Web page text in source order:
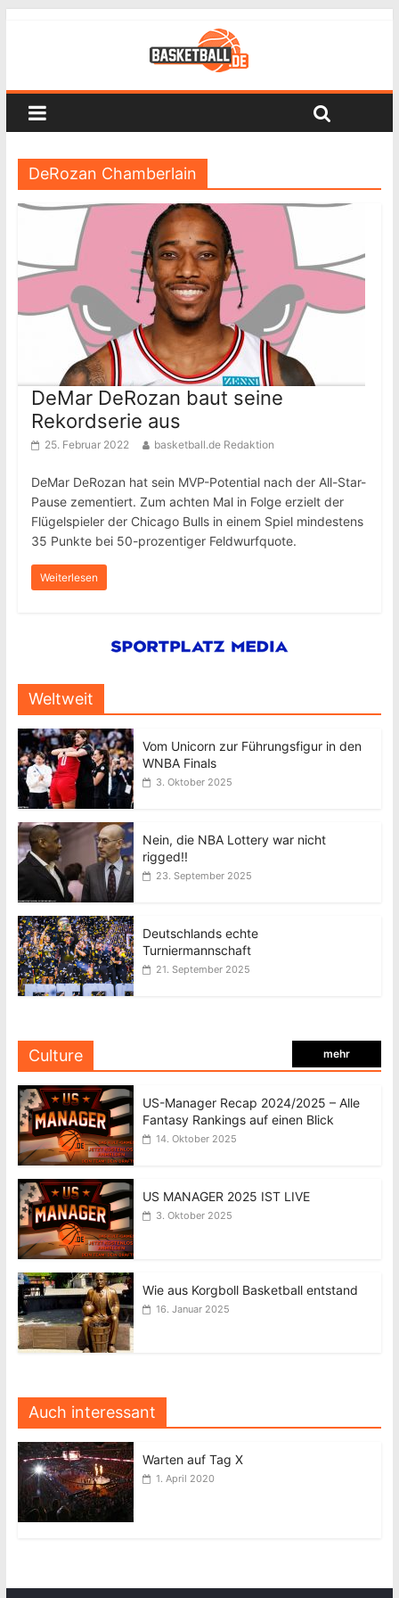
DeRozan Chamberlain
DeMar DeRozan baut seine
Rekordserie aus
25. Februar 2022 basketball.de Redaktion
DeMar DeRozan hat sein MVP-Potential nach der All-Star-
Pause zementiert. Zum achten Mal in Folge erzielt der
Flügelspieler der Chicago Bulls in einem Spiel mindestens
35 Punkte bei 50-prozentiger Feldwurfquote.
Weiterlesen
Weltweit
Vom Unicorn zur Führungsfigur in den
WNBA Finals
3. Oktober 2025
Nein, die NBA Lottery war nicht
rigged!!
23. September 2025
Deutschlands echte
Turniermannschaft
21. September 2025
Culture mehr
US-Manager Recap 2024/2025 – Alle
Fantasy Rankings auf einen Blick
14. Oktober 2025
US MANAGER 2025 IST LIVE
3. Oktober 2025
Wie aus Korgboll Basketball entstand
16. Januar 2025
Auch interessant
Warten auf Tag X
1. April 2020